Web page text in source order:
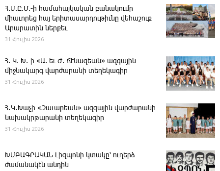
Հ.Մ.Ը.Մ.-ի համահայկական բանակումը
միաւորեց հայ երիտասարդութիւնը վեհաշուք
Արարատին ներքեւ
31 Հուլիս 2026
Հ. Կ. Խ.-ի «Ա. եւ Ժ. ­Ճէնազեան» ազգային
միջնակարգ վարժարանի տեղեկագիր
31 Հուլիս 2026
Հ․Կ․Խաչի «Զաւարեան» ազգային վարժարանի
նախակրթարանի տեղեկագիր
31 Հուլիս 2026
ԽՄԲԱԳՐԱԿԱՆ ­Լիզպոնի կտակը՝ ուղերձ
ժամանակէն անդին